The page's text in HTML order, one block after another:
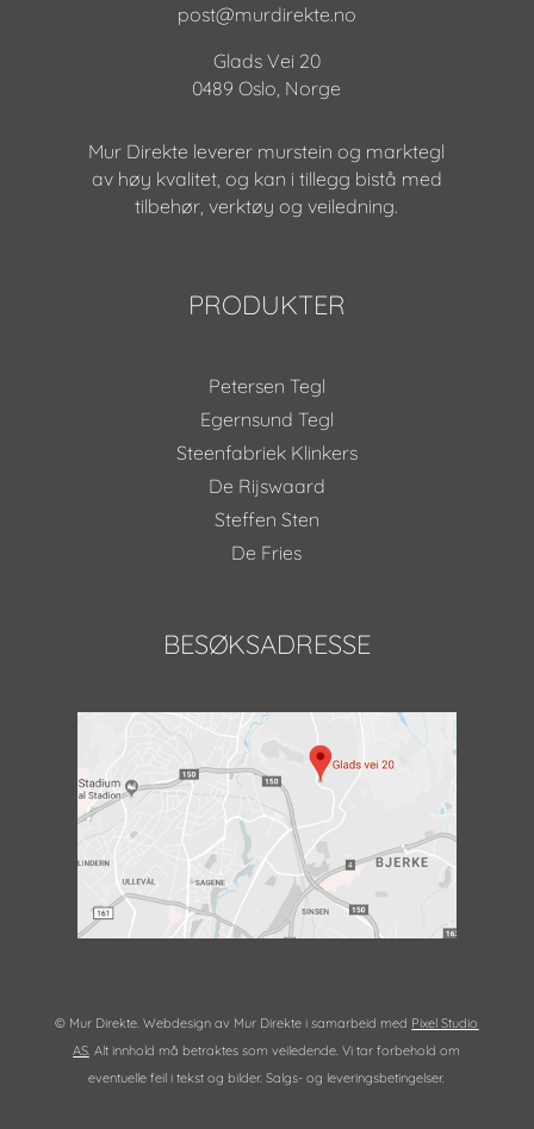
post@murdirekte.no
Glads Vei 20
0489 Oslo, Norge
Mur Direkte leverer murstein og marktegl
av høy kvalitet, og kan i tillegg bistå med
tilbehør, verktøy og veiledning.
PRODUKTER
Petersen Tegl
Egernsund Tegl
Steenfabriek Klinkers
De Rijswaard
Steffen Sten
De Fries
BESØKSADRESSE
© Mur Direkte. Webdesign av Mur Direkte i samarbeid med Pixel Studio
AS . Alt innhold må betraktes som veiledende. Vi tar forbehold om
eventuelle feil i tekst og bilder. Salgs- og leveringsbetingelser.